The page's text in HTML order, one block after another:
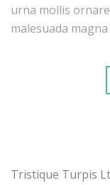
urna mollis
malesuada
Tristique Turpis